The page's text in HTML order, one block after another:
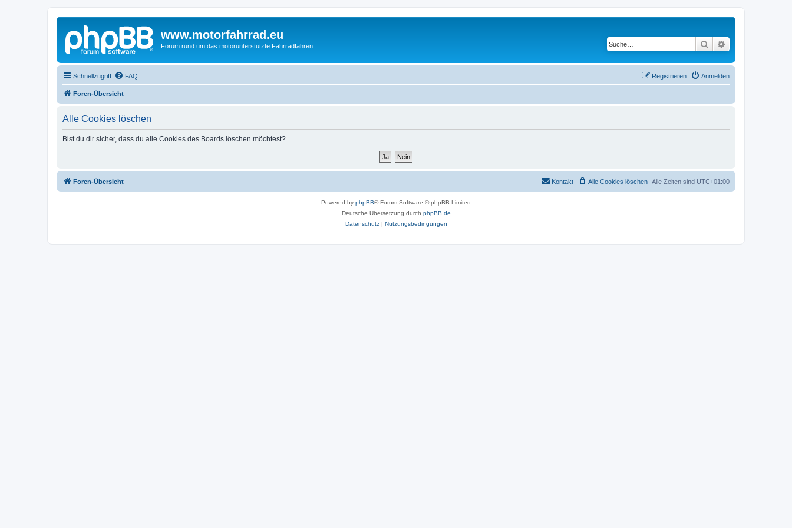
www.motorfahrrad.eu
Forum rund um das motorunterstützte Fahrradfahren. Suche
Schnellzugriff FAQ Anmelden
Registrieren
Foren-Übersicht
Alle Cookies löschen
Bist du dir sicher, dass du alle Cookies des Boards löschen möchtest?
Foren-Übersicht Alle Zeiten sind UTC+01:00
Alle Cookies löschen
Kontakt
Powered by phpBB® Forum Software © phpBB Limited
Deutsche Übersetzung durch phpBB.de
Datenschutz| Nutzungsbedingungen